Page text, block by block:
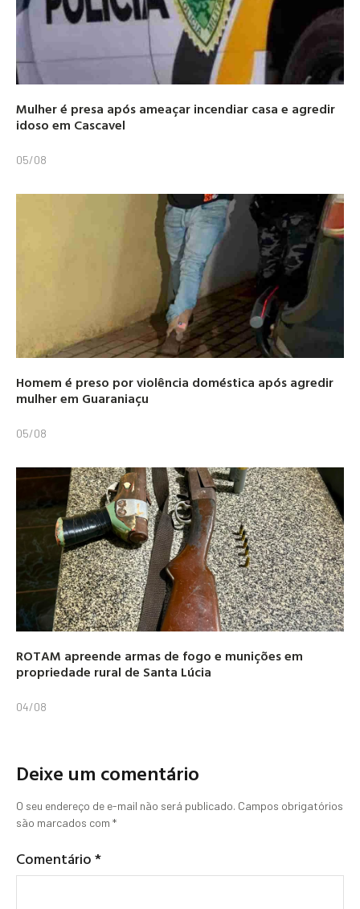
Mulher é presa após ameaçar incendiar casa e agredir
idoso em Cascavel
05/08
Homem é preso por violência doméstica após agredir
mulher em Guaraniaçu
05/08
ROTAM apreende armas de fogo e munições em
propriedade rural de Santa Lúcia
04/08
Deixe um comentário
O seu endereço de e-mail não será publicado. Campos obrigatórios
são marcados com *
Comentário*